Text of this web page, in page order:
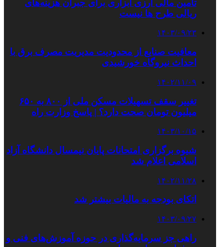
تأمین مالی ارزی ابزاری برای جبران هزینه‌های
ریالی طرح ها نیست
۱۴۰۳/۰۹/۲۳
معافیت صنایع از محدودیت مدیریت مصرف برق با
احداث نیروگاه خورشیدی
۱۴۰۲/۱۱/۰۹
تغییر سقف تسهیلات مسکن ملی از ۸۰۰ به ۶۵۰
میلیون تومان صحت دارد؟ | پاسخ وزارت راه
۱۴۰۳/۱۰/۱۵
شیوه‌ برگزاری امتحانات پایان نیمسال دانشگاه آزاد
اسلامی اعلام شد
۱۴۰۲/۱۱/۲۸
اتکای بودجه به مالیات بیشتر شد
۱۴۰۳/۰۹/۲۷
راهی جز سرمایه‌گذاری در حوزه آموزش‌های فنی و